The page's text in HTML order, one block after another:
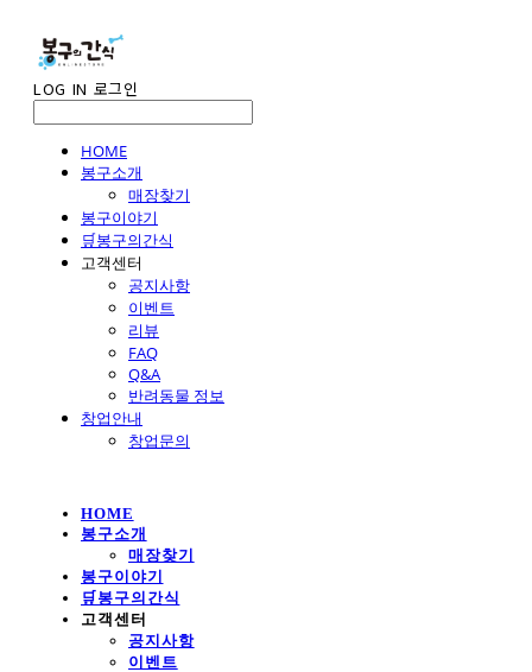
LOG IN 로그인
HOME
봉구소개
매장찾기
봉구이야기
🛒봉구의간식
고객센터
공지사항
이벤트
리뷰
FAQ
Q&A
반려동물 정보
창업안내
창업문의
HOME
봉구소개
매장찾기
봉구이야기
🛒봉구의간식
고객센터
공지사항
이벤트